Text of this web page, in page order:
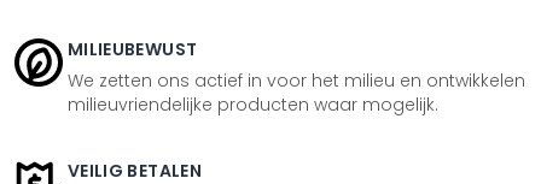
MILIEUBEWUST
We zetten ons actief in voor het milieu en ontwikkelen
milieuvriendelijke producten waar mogelijk.
VEILIG BETALEN